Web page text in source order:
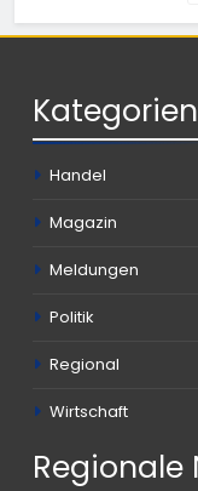
Kategorien
Handel
Magazin
Meldungen
Politik
Regional
Wirtschaft
Regionale